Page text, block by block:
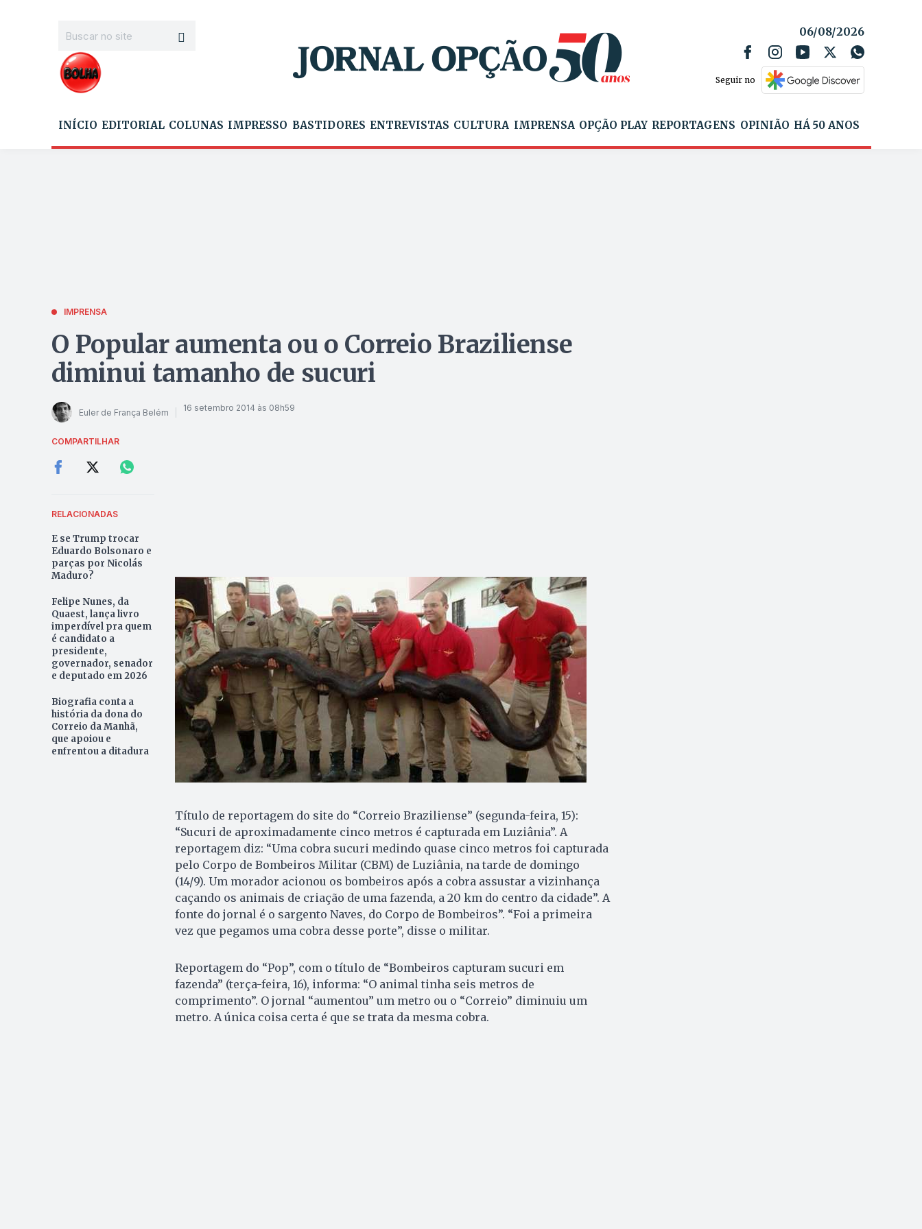
06/08/2026
Seguir no
INÍCIO EDITORIAL COLUNAS IMPRESSO BASTIDORES ENTREVISTAS CULTURA IMPRENSA OPÇÃO PLAY REPORTAGENS OPINIÃO HÁ 50 ANOS
IMPRENSA
O Popular aumenta ou o Correio Braziliense
diminui tamanho de sucuri
Euler de França Belém 16 setembro 2014 às 08h59
COMPARTILHAR
RELACIONADAS
E se Trump trocar
Eduardo Bolsonaro e
parças por Nicolás
Maduro?
Felipe Nunes, da
Quaest, lança livro
imperdível pra quem
é candidato a
presidente,
governador, senador
e deputado em 2026
Biografia conta a
história da dona do
Correio da Manhã,
que apoiou e
enfrentou a ditadura
Título de reportagem do site do “Correio Braziliense” (segunda-feira, 15):
“Sucuri de aproximadamente cinco metros é capturada em Luziânia”. A
reportagem diz: “Uma cobra sucuri medindo quase cinco metros foi capturada
pelo Corpo de Bombeiros Militar (CBM) de Luziânia, na tarde de domingo
(14/9). Um morador acionou os bombeiros após a cobra assustar a vizinhança
caçando os animais de criação de uma fazenda, a 20 km do centro da cidade”. A
fonte do jornal é o sargento Naves, do Corpo de Bombeiros”. “Foi a primeira
vez que pegamos uma cobra desse porte”, disse o militar.
Reportagem do “Pop”, com o título de “Bombeiros capturam sucuri em
fazenda” (terça-feira, 16), informa: “O animal tinha seis metros de
comprimento”. O jornal “aumentou” um metro ou o “Correio” diminuiu um
metro. A única coisa certa é que se trata da mesma cobra.